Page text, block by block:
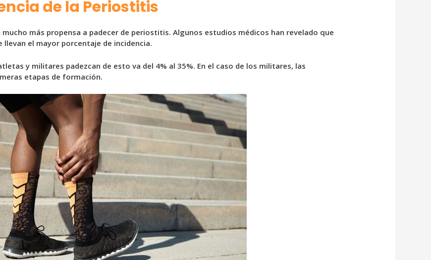
de la Periostitis
más propensa a padecer de periostitis. Algunos estudios médicos han revelado que
el mayor porcentaje de incidencia.
y militares padezcan de esto va del 4% al 35%. En el caso de los militares, las
etapas de formación.